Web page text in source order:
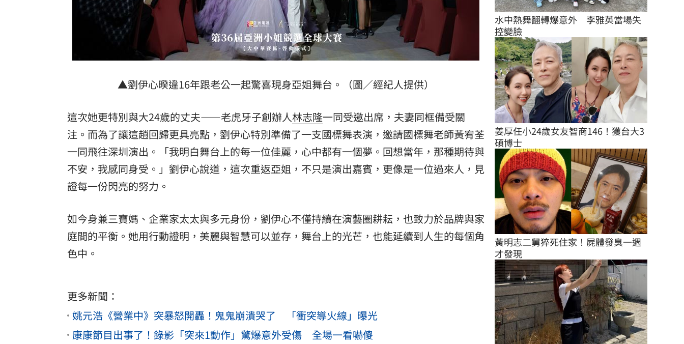
▲劉伊心暌違16年跟老公一起驚喜現身亞姐舞台。（圖／經紀人提供）
這次她更特別與大24歲的丈夫——老虎牙子創辦人林志隆一同受邀出席，夫妻同框備受關
注。而為了讓這趟回歸更具亮點，劉伊心特別準備了一支國標舞表演，邀請國標舞老師黃宥荃
一同飛往深圳演出。「我明白舞台上的每一位佳麗，心中都有一個夢。回想當年，那種期待與
不安，我感同身受。」劉伊心說道，這次重返亞姐，不只是演出嘉賓，更像是一位過來人，見
證每一份閃亮的努力。
如今身兼三寶媽、企業家太太與多元身份，劉伊心不僅持續在演藝圈耕耘，也致力於品牌與家
庭間的平衡。她用行動證明，美麗與智慧可以並存，舞台上的光芒，也能延續到人生的每個角
色中。
更多新聞：
姚元浩《營業中》突暴怒開轟！鬼鬼崩潰哭了 「衝突導火線」曝光
康康節目出事了！錄影「突來1動作」驚爆意外受傷 全場一看嚇傻
水中熱舞翻轉爆意外　李雅英當場失
控變臉
姜厚任小24歲女友智商146！獲台大3
碩博士
黃明志二舅猝死住家！屍體發臭一週
才發現